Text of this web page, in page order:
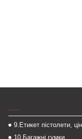
9.Етикет пістолети,
10.Багажні гумки